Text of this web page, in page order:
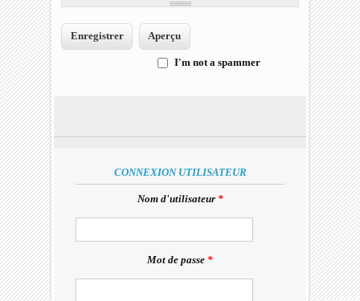
I'm not a spammer
CONNEXION UTILISATEUR
Nom d'utilisateur *
Mot de passe *